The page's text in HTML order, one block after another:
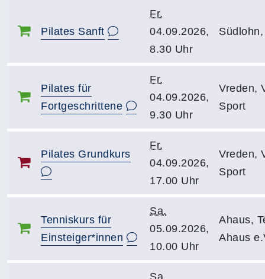
Pilates Sanft
Fr.
04.09.2026,
8.30 Uhr
Pilates für
Fortgeschrittene
Fr.
04.09.2026,
9.30 Uhr
Vreden,
Sport
Pilates Grundkurs
Fr.
04.09.2026,
17.00 Uhr
Vreden,
Sport
Tenniskurs für
Einsteiger*innen
Sa.
05.09.2026,
10.00 Uhr
Ahaus,
Ahaus
Sa.